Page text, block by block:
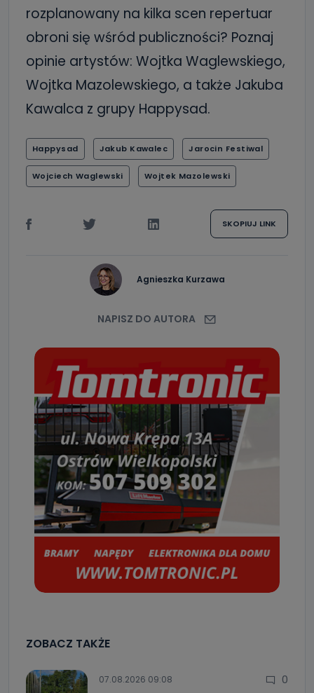
rozplanowany na kilka scen repertuar
obroni się wśród publiczności? Poznaj
opinie artystów: Wojtka Waglewskiego,
Wojtka Mazolewskiego, a także Jakuba
Kawalca z grupy Happysad.
Happysad Jakub Kawalec Jarocin Festiwal
Wojciech Waglewski Wojtek Mazolewski
SKOPIUJ LINK
Agnieszka Kurzawa
NAPISZ DO AUTORA
ZOBACZ TAKŻE
07.08.2026 09:08 0